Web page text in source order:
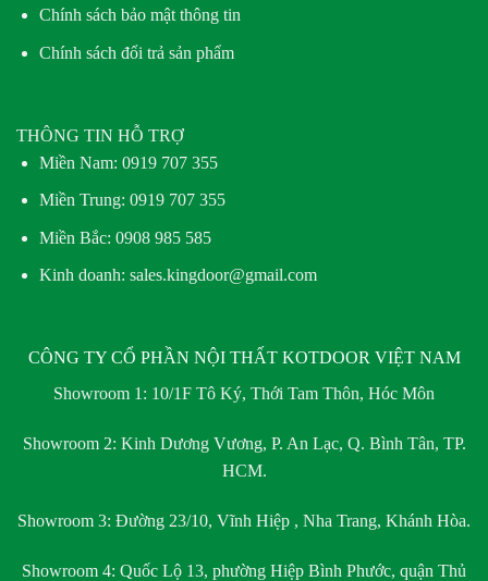
Chính sách bảo mật thông tin
Chính sách đổi trả sản phẩm
THÔNG TIN HỖ TRỢ
Miền Nam: 0919 707 355
Miền Trung: 0919 707 355
Miền Bắc: 0908 985 585
Kinh doanh: sales.kingdoor@gmail.com
CÔNG TY CỔ PHẦN NỘI THẤT KOTDOOR VIỆT NAM
Showroom 1: 10/1F Tô Ký, Thới Tam Thôn, Hóc Môn
Showroom 2: Kinh Dương Vương, P. An Lạc, Q. Bình Tân, TP.
HCM.
Showroom 3: Đường 23/10, Vĩnh Hiệp , Nha Trang, Khánh Hòa.
Showroom 4: Quốc Lộ 13, phường Hiệp Bình Phước, quận Thủ